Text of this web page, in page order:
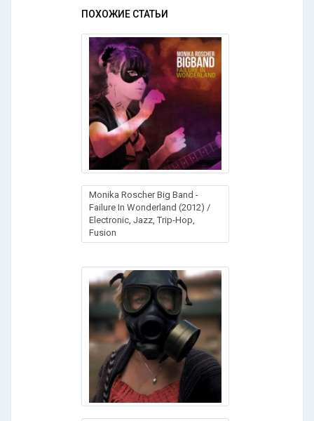
ПОХОЖИЕ СТАТЬИ
Monika Roscher Big Band -
Failure In Wonderland (2012) /
Electronic, Jazz, Trip-Hop,
Fusion